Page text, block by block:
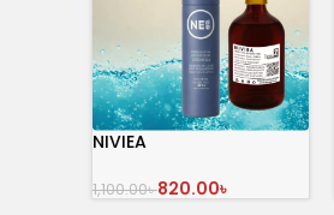
NIVIEA
1,100.00৳820.00৳